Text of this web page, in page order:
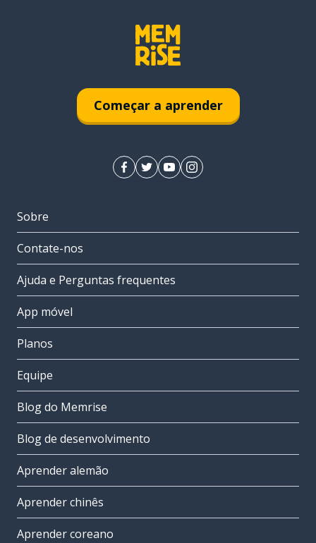
Começar a aprender
Sobre
Contate-nos
Ajuda e Perguntas frequentes
App móvel
Planos
Equipe
Blog do Memrise
Blog de desenvolvimento
Aprender alemão
Aprender chinês
Aprender coreano